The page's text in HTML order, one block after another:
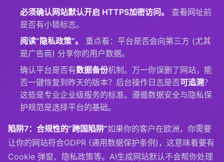
必须确认网站默认开启 HTTPS加密访问。
查看网址前
是否有小锁标志。
阅读“隐私政策”。
重点看：平台是否会向第三方 (尤其
是广告商) 分享你的用户数据。
确认平台是否有数据备份机制。万一你误删了网站，能
否一键恢复到昨天的版本？后台操作日志是否可追溯？
这些是专业企业级服务的标准。遵循数据安全与隐私保
护规范是选择平台的基础。
陷阱7：合规性的“跨国陷阱”如果你的客户在欧洲，你需要
让你的网站符合GDPR (通用数据保护条例)，这意味着要有
Cookie 弹窗、隐私政策等。AI生成网站默认不会帮你处理